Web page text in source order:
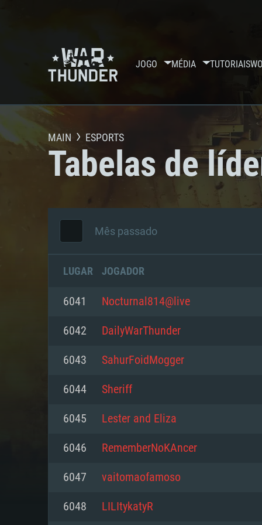
JOGO MÉDIA TUTORIAIS
MAIN ESPORTS
Tabelas de
Mês passado
LUGAR JOGADOR
6041 Nocturnal814@live
6042 DailyWarThunder
6043 SahurFoidMogger
6044 Sheriff
6045 Lester and Eliza
6046 RememberNoKAncer
6047 vaitomaofamoso
6048 LILItykatyR